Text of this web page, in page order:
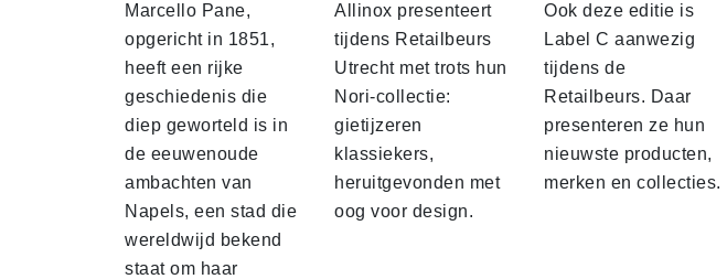
Marcello Pane,
opgericht in 1851,
heeft een rijke
geschiedenis die
diep geworteld is in
de eeuwenoude
ambachten van
Napels, een stad die
wereldwijd bekend
staat om haar
Allinox presenteert
tijdens Retailbeurs
Utrecht met trots hun
Nori-collectie:
gietijzeren
klassiekers,
heruitgevonden met
oog voor design.
Ook deze editie is
Label C aanwezig
tijdens de
Retailbeurs. Daar
presenteren ze hun
nieuwste producten,
merken en collecties.